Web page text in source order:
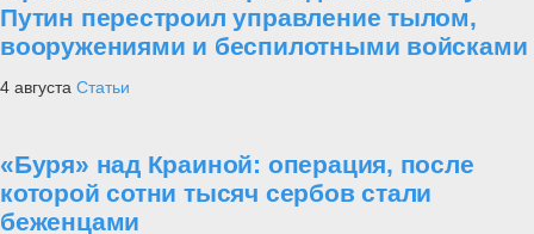
Путин перестроил управление тылом,
вооружениями и беспилотными войсками
4 августа Статьи
«Буря» над Краиной: операция, после
которой сотни тысяч сербов стали
беженцами